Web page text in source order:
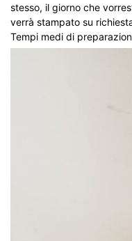
stesso, il giorno che
verrà stampato su
Tempi medi di